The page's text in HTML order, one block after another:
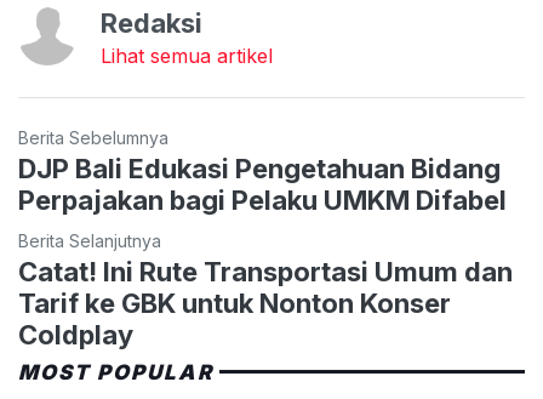
Redaksi
Lihat semua artikel
Berita Sebelumnya
DJP Bali Edukasi Pengetahuan Bidang
Perpajakan bagi Pelaku UMKM Difabel
Berita Selanjutnya
Catat! Ini Rute Transportasi Umum dan
Tarif ke GBK untuk Nonton Konser
Coldplay
MOST POPULAR